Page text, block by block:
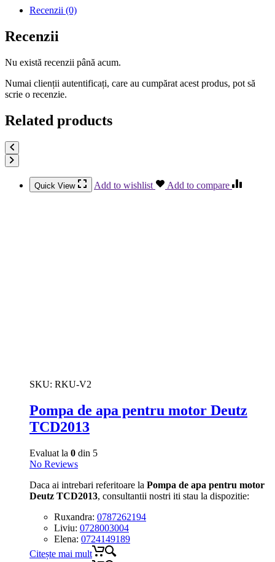
Recenzii (0)
Recenzii
Nu există recenzii până acum.
Numai clienții autentificați, care au cumpărat acest produs, pot să
scrie o recenzie.
Related products
Quick View Add to wishlist Add to compare
SKU: RKU-V2
Pompa de apa pentru motor Deutz
TCD2013
Evaluat la 0 din 5
No Reviews
Daca ai intrebari referitoare la Pompa de apa pentru motor
Deutz TCD2013, consultantii nostri iti stau la dispozitie:
Ruxandra: 0787262194
Liviu: 0728003004
Elena: 0724149189
Citește mai mult